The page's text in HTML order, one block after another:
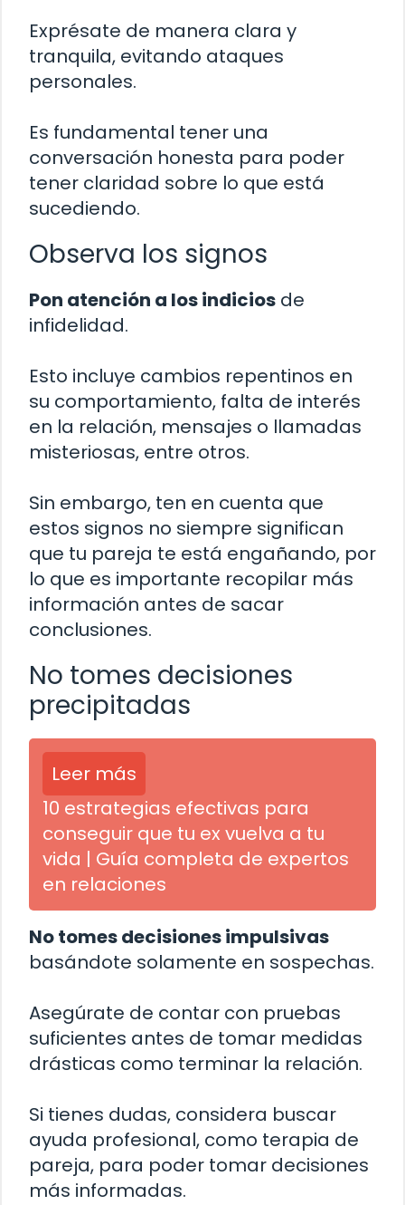
Exprésate de manera clara y
tranquila, evitando ataques
personales.
Es fundamental tener una
conversación honesta para poder
tener claridad sobre lo que está
sucediendo.
Observa los signos
Pon atención a los indicios de
infidelidad.
Esto incluye cambios repentinos en
su comportamiento, falta de interés
en la relación, mensajes o llamadas
misteriosas, entre otros.
Sin embargo, ten en cuenta que
estos signos no siempre significan
que tu pareja te está engañando, por
lo que es importante recopilar más
información antes de sacar
conclusiones.
No tomes decisiones
precipitadas
Leer más
10 estrategias efectivas para
conseguir que tu ex vuelva a tu
vida | Guía completa de expertos
en relaciones
No tomes decisiones impulsivas
basándote solamente en sospechas.
Asegúrate de contar con pruebas
suficientes antes de tomar medidas
drásticas como terminar la relación.
Si tienes dudas, considera buscar
ayuda profesional, como terapia de
pareja, para poder tomar decisiones
más informadas.